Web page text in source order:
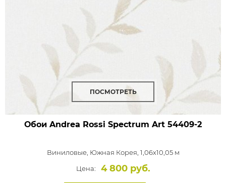
ПОСМОТРЕТЬ
Обои Andrea Rossi Spectrum Art 54409-2
Виниловые, Южная Корея, 1,06x10,05 м
Цена:
4 800 руб.